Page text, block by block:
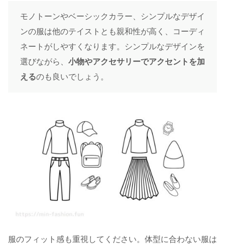
モノトーンやベーシックカラー、シンプルなデザイ
ンの服は他のテイストとも親和性が高く、コーディ
ネートがしやすくなります。シンプルなデザインを
選びながら、 小物やアクセサリーでアクセントを加
えるのも良いでしょう。
服のフィット感も重視してください。体型に合わない服は